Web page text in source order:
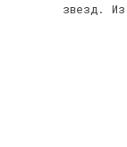
звезд.